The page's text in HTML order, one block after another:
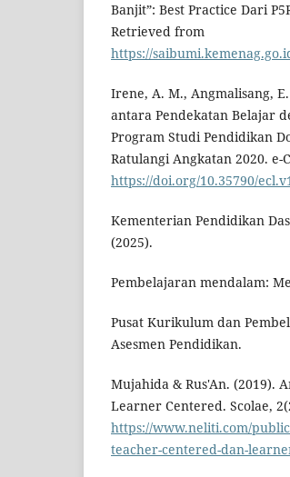
Banjit”: Best Practice Dari
Retrieved from
https://
Irene, A. M., Angmalisang,
antara Pendekatan Belajar
Program Studi Pendidikan
Ratulangi Angkatan 2020. e-
https://doi.org/10.35790/
Kementerian Pendidikan
(2025).
Pembelajaran mendalam:
Pusat Kurikulum dan
Asesmen Pendidikan.
Mujahida & Rus'An. (2019).
Learner Centered. Scolae,
https://www.neliti.com/
teacher-centered-dan-